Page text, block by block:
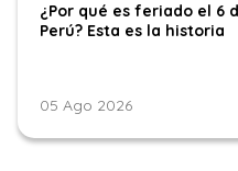
¿Por qué es feriado el 6
Perú? Esta es la historia
05 Ago 2026